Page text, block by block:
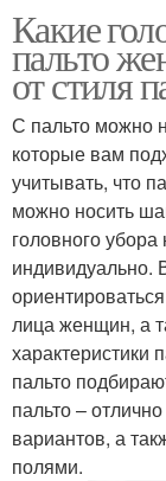
Какие
пальто
от стиля
С пальто можно
которые вам
учитывать, что
можно носить
головного
индивидуально.
лица женщин, а
характеристики
пальто
пальто –
вариантов, а
полями.